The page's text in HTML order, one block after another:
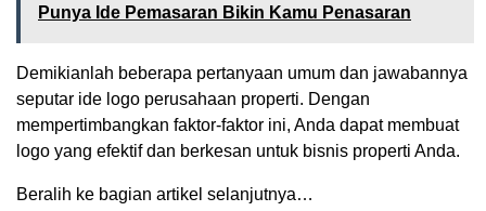
Punya Ide Pemasaran Bikin Kamu Penasaran
Demikianlah beberapa pertanyaan umum dan jawabannya
seputar ide logo perusahaan properti. Dengan
mempertimbangkan faktor-faktor ini, Anda dapat membuat
logo yang efektif dan berkesan untuk bisnis properti Anda.
Beralih ke bagian artikel selanjutnya…